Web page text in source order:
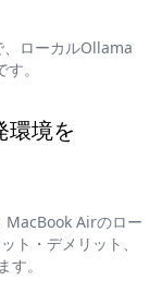
ローカルOllama
。
環境を
MacBook Airのロー
ト・デメリット、
。